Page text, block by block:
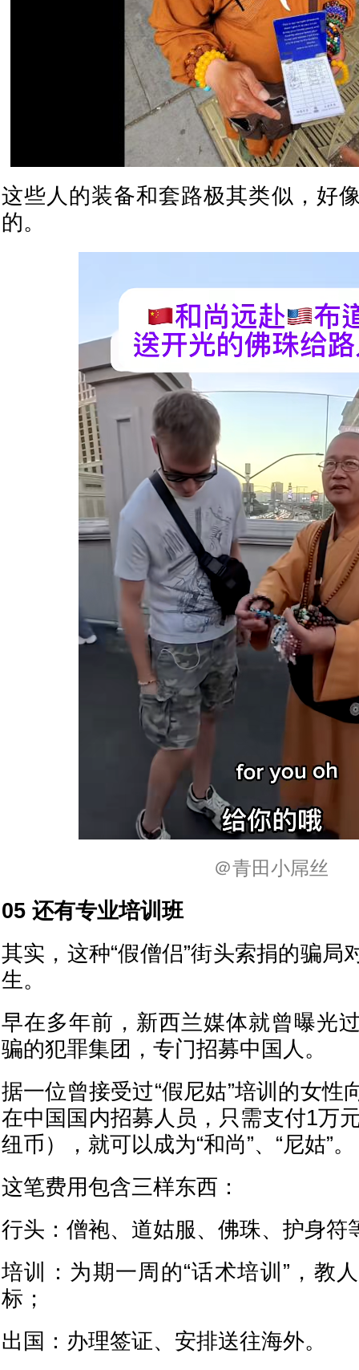
这些人的装备和套路极其类似，好
的。
＠青田小屌丝
05 还有专业培训班
其实，这种“假僧侣”街头索捐的骗局
生。
早在多年前，新西兰媒体就曾曝光
骗的犯罪集团，专门招募中国人。
据一位曾接受过“假尼姑”培训的女性
在中国国内招募人员，只需支付1万
纽币），就可以成为“和尚”、“尼姑”。
这笔费用包含三样东西：
行头：僧袍、道姑服、佛珠、护身符
培训：为期一周的“话术培训”，教
标；
出国：办理签证、安排送往海外。